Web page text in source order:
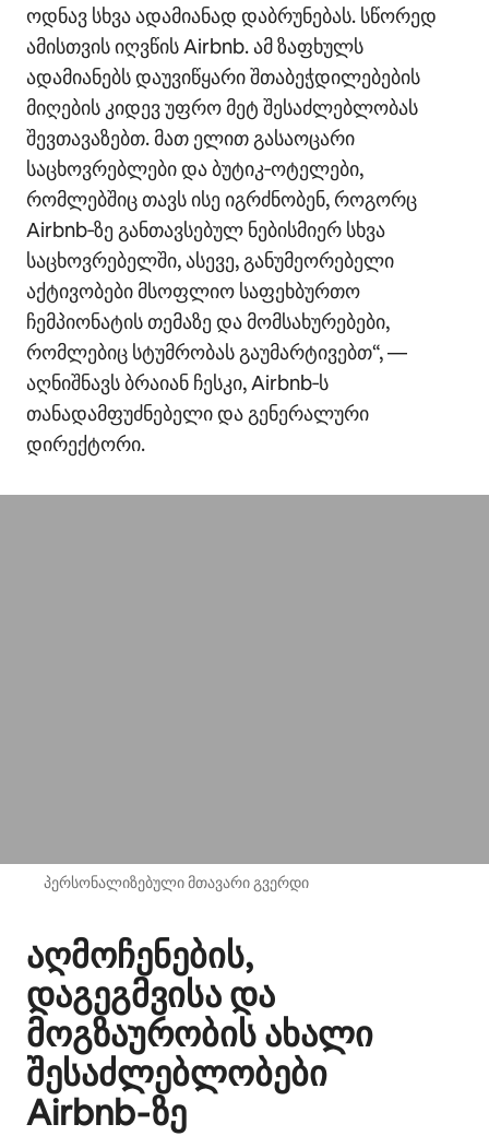
ოდნავ სხვა ადამიანად დაბრუნებას. სწორედ
ამისთვის იღვწის Airbnb. ამ ზაფხულს
ადამიანებს დაუვიწყარი შთაბეჭდილებების
მიღების კიდევ უფრო მეტ შესაძლებლობას
შევთავაზებთ. მათ ელით გასაოცარი
საცხოვრებლები და ბუტიკ‑ოტელები,
რომლებშიც თავს ისე იგრძნობენ, როგორც
Airbnb‑ზე განთავსებულ ნებისმიერ სხვა
საცხოვრებელში, ასევე, განუმეორებელი
აქტივობები მსოფლიო საფეხბურთო
ჩემპიონატის თემაზე და მომსახურებები,
რომლებიც სტუმრობას გაუმარტივებთ“, —
აღნიშნავს ბრაიან ჩესკი, Airbnb‑ს
თანადამფუძნებელი და გენერალური
დირექტორი.
პერსონალიზებული მთავარი გვერდი
აღმოჩენების,
დაგეგმვისა და
მოგზაურობის ახალი
შესაძლებლობები
Airbnb‑ზე